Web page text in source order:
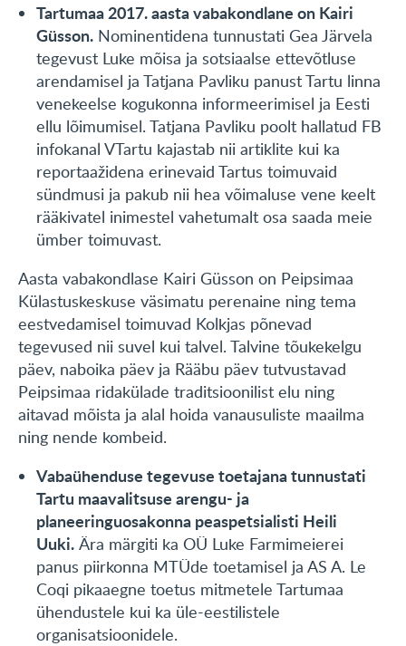
Tartumaa 2017. aasta vabakondlane on Kairi
Güsson. Nominentidena tunnustati Gea Järvela
tegevust Luke mõisa ja sotsiaalse ettevõtluse
arendamisel ja Tatjana Pavliku panust Tartu linna
venekeelse kogukonna informeerimisel ja Eesti
ellu lõimumisel. Tatjana Pavliku poolt hallatud FB
infokanal VTartu kajastab nii artiklite kui ka
reportaažidena erinevaid Tartus toimuvaid
sündmusi ja pakub nii hea võimaluse vene keelt
rääkivatel inimestel vahetumalt osa saada meie
ümber toimuvast.
Aasta vabakondlase Kairi Güsson on Peipsimaa
Külastuskeskuse väsimatu perenaine ning tema
eestvedamisel toimuvad Kolkjas põnevad
tegevused nii suvel kui talvel. Talvine tõukekelgu
päev, naboika päev ja Rääbu päev tutvustavad
Peipsimaa ridakülade traditsioonilist elu ning
aitavad mõista ja alal hoida vanausuliste maailma
ning nende kombeid.
Vabaühenduse tegevuse toetajana tunnustati
Tartu maavalitsuse arengu- ja
planeeringuosakonna peaspetsialisti Heili
Uuki. Ära märgiti ka OÜ Luke Farmimeierei
panus piirkonna MTÜde toetamisel ja AS A. Le
Coqi pikaaegne toetus mitmetele Tartumaa
ühendustele kui ka üle-eestilistele
organisatsioonidele.